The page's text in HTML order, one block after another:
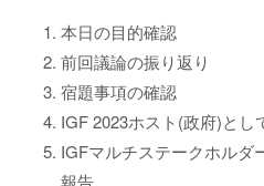
本日の目的確認
前回議論の振り返り
宿題事項の確認
IGF 2023ホスト(政府)とし
IGFマルチステークホルダ
報告